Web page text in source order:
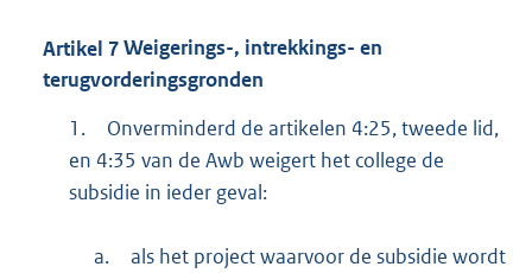
Artikel 7Weigerings-, intrekkings- en
terugvorderingsgronden
1.
Onverminderd de artikelen 4:25, tweede lid,
en 4:35 van de Awb weigert het college de
subsidie in ieder geval:
a.
als het project waarvoor de subsidie wordt